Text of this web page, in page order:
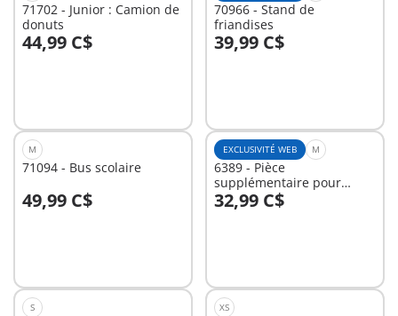
71702 - Junior : Camion de
donuts
44,99 C$
Au panier
70966 - Stand de
friandises
39,99 C$
Au panier
M
71094 - Bus scolaire
49,99 C$
Au panier
EXCLUSIVITÉ WEB M
6389 - Pièce
supplémentaire pour
maison moderne
32,99 C$
Au panier
S XS